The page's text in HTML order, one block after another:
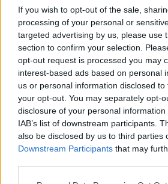
If you wish to opt-out of the sale,
processing of your personal or
targeted advertising by us, please use
section to confirm your selection.
opt-out request is processed you may
interest-based ads based on personal
us or personal information disclosed
your opt-out. You may separately opt-
disclosure of your personal
IAB’s list of downstream participants.
also be disclosed by us to third parties
Downstream Participants that may
12007004
EAN
5411681013015
Peso
0.25kg(0.43kg con imballaggio)
€ 0.10
LMIV
Operatore responsabile del settore
Duvel Moortgat Belgium, Breendonk-
Puurs Belgien(BE)
Belgien & Niederlande